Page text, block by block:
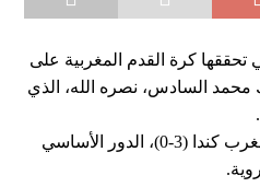
تحققها كرة القدم المغربية على
محمد السادس، نصره الله، الذي
وأبرز السيد وهبي في المؤتمر الصحفي الذي أعقب مباراة المغرب كندا (3-0)، الدور الأساسي